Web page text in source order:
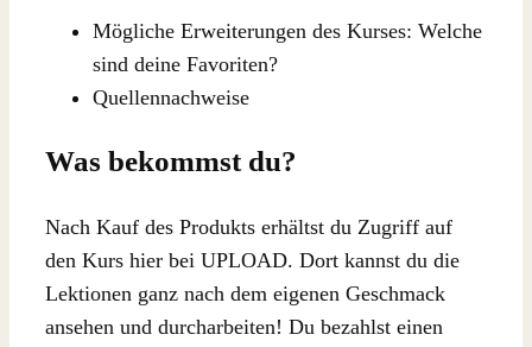
Mögliche Erweiterungen des Kurses: Welche
sind deine Favoriten?
Quellennachweise
Was bekommst du?
Nach Kauf des Produkts erhältst du Zugriff auf
den Kurs hier bei UPLOAD. Dort kannst du die
Lektionen ganz nach dem eigenen Geschmack
ansehen und durcharbeiten! Du bezahlst einen